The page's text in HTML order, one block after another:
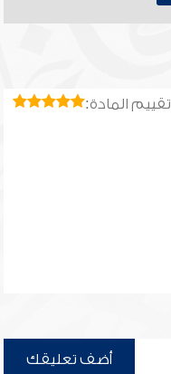
تقييم المادة:
أضف تعليقك